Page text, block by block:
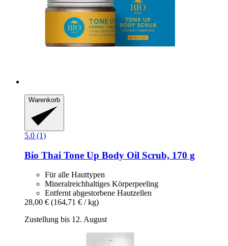
Warenkorb
5.0 (1)
Bio Thai Tone Up Body Oil Scrub, 170 g
Für alle Hauttypen
Mineralreichhaltiges Körperpeeling
Entfernt abgestorbene Hautzellen
28,00 € (164,71 € / kg)
Zustellung bis 12. August